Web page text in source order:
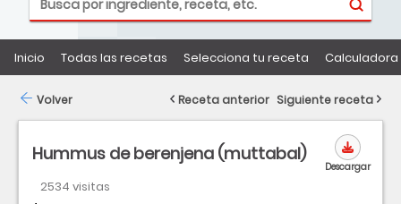
Inicio Todas las recetas Selecciona tu receta
Hummus de berenjena (muttabal)
2534 visitas
Descargar
Volver Receta anterior Siguiente receta